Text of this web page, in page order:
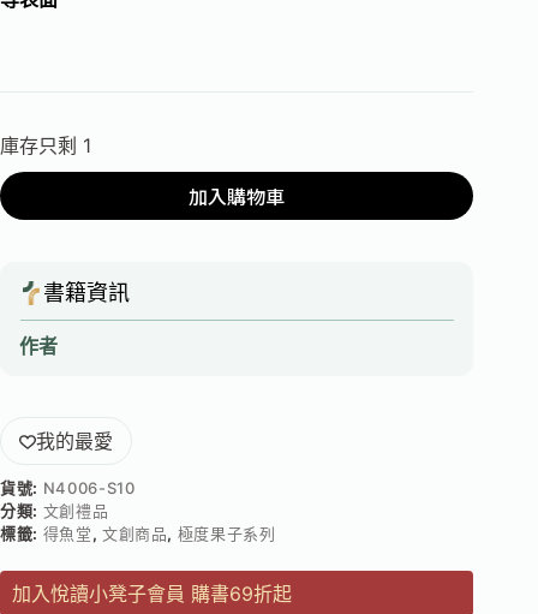
庫存只剩 1
加入購物車
書籍資訊
作者
我的最愛
貨號: N4006-S10
分類: 文創禮品
標籤: 得魚堂, 文創商品, 極度果子系列
加入悅讀小凳子會員 購書69折起